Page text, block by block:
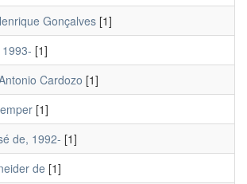
Gonçalves [1]
[1]
Cardozo [1]
[1]
de, 1992- [1]
de [1]